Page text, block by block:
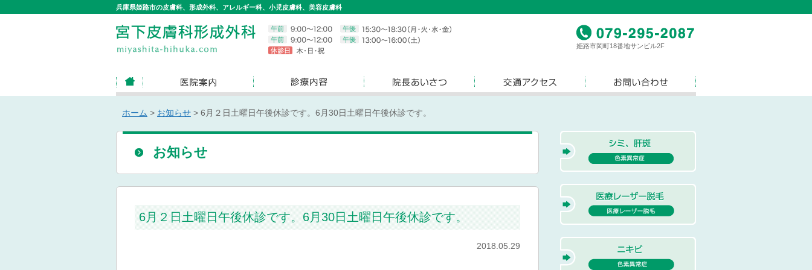
兵庫県姫路市の皮膚科、形成外科、アレルギー科、小児皮膚科、美容皮膚科
姫路市岡町18番地サンビル2F
ホーム > お知らせ > 6月２日土曜日午後休診です。6月30日土曜日午後休診です。
お知らせ
6月２日土曜日午後休診です。6月30日土曜日午後休診です。
2018.05.29